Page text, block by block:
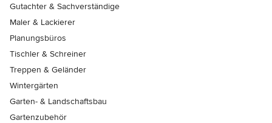
Gutachter & Sachverständige
Maler & Lackierer
Planungsbüros
Tischler & Schreiner
Treppen & Geländer
Wintergärten
Garten- & Landschaftsbau
Gartenzubehör